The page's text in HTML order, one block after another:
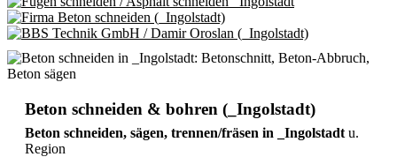
Beton schneiden & bohren (_Ingolstadt)
Beton schneiden, sägen, trennen/fräsen in _Ingolstadt u.
Region